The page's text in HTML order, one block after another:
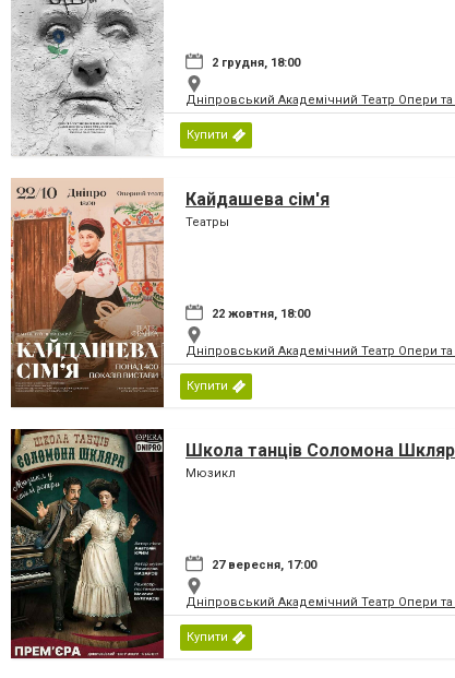
2 грудня, 18:00
Дніпровський Академічний Театр Опери та
Купити
Кайдашева сім'я
Театры
22 жовтня, 18:00
Дніпровський Академічний Театр Опери та
Купити
Школа танців Соломона
Мюзикл
27 вересня, 17:00
Дніпровський Академічний Театр Опери та
Купити